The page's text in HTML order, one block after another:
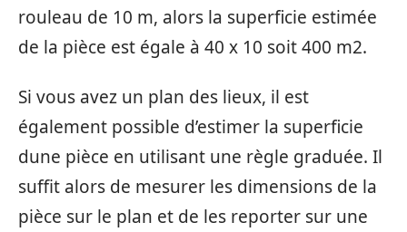
rouleau de 10 m, alors la superficie estimée
de la pièce est égale à 40 x 10 soit 400 m2.
Si vous avez un plan des lieux, il est
également possible d’estimer la superficie
dune pièce en utilisant une règle graduée. Il
suffit alors de mesurer les dimensions de la
pièce sur le plan et de les reporter sur une